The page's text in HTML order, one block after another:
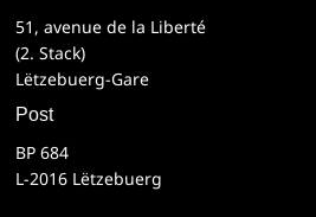
51, avenue de la Liberté
(2. Stack)
Lëtzebuerg-Gare
Post
BP 684
L-2016 Lëtzebuerg